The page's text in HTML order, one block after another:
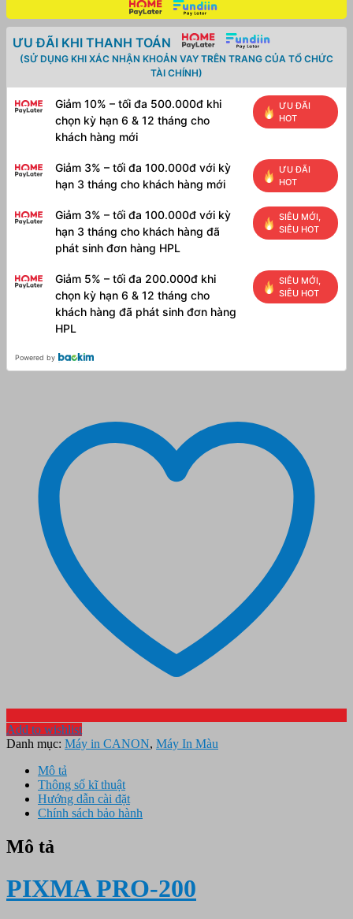
ƯU ĐÃI KHI THANH TOÁN
(SỬ DỤNG KHI XÁC NHẬN KHOẢN VAY TRÊN TRANG CỦA TỔ CHỨC
TÀI CHÍNH)
Giảm 10% – tối đa 500.000đ khi
chọn kỳ hạn 6 & 12 tháng cho
khách hàng mới
ƯU ĐÃI
HOT
Giảm 3% – tối đa 100.000đ với kỳ
hạn 3 tháng cho khách hàng mới
ƯU ĐÃI
HOT
Giảm 3% – tối đa 100.000đ với kỳ
hạn 3 tháng cho khách hàng đã
phát sinh đơn hàng HPL
SIÊU MỚI,
SIÊU HOT
Giảm 5% – tối đa 200.000đ khi
chọn kỳ hạn 6 & 12 tháng cho
khách hàng đã phát sinh đơn hàng
HPL
SIÊU MỚI,
SIÊU HOT
Powered by
Add to wishlist
Danh mục: Máy in CANON, Máy In Màu
Mô tả
Thông số kĩ thuật
Hướng dẫn cài đặt
Chính sách bảo hành
Mô tả
PIXMA PRO-200